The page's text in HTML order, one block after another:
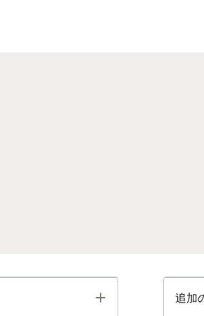
Toggle 追加